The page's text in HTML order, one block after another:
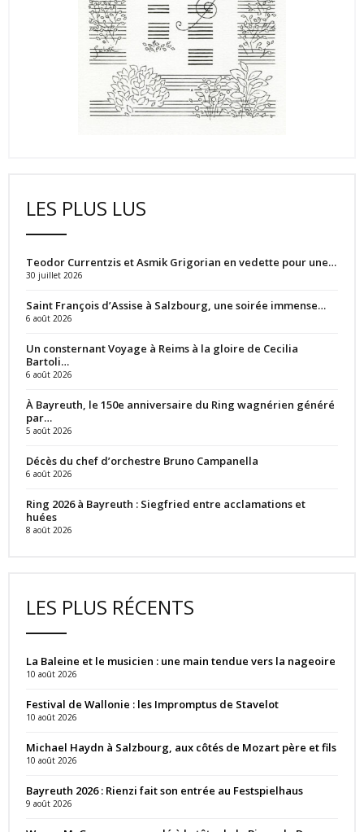
LES PLUS LUS
Teodor Currentzis et Asmik Grigorian en vedette pour une…
30 juillet 2026
Saint François d’Assise à Salzbourg, une soirée immense…
6 août 2026
Un consternant Voyage à Reims à la gloire de Cecilia
Bartoli…
6 août 2026
À Bayreuth, le 150e anniversaire du Ring wagnérien généré
par…
5 août 2026
Décès du chef d’orchestre Bruno Campanella
6 août 2026
Ring 2026 à Bayreuth : Siegfried entre acclamations et
huées
8 août 2026
LES PLUS RÉCENTS
La Baleine et le musicien : une main tendue vers la nageoire
10 août 2026
Festival de Wallonie : les Impromptus de Stavelot
10 août 2026
Michael Haydn à Salzbourg, aux côtés de Mozart père et fils
10 août 2026
Bayreuth 2026 : Rienzi fait son entrée au Festspielhaus
9 août 2026